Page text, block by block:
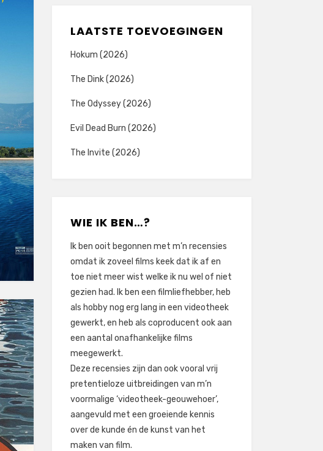
LAATSTE TOEVOEGINGEN
Hokum (2026)
The Dink (2026)
The Odyssey (2026)
Evil Dead Burn (2026)
The Invite (2026)
WIE IK BEN…?
Ik ben ooit begonnen met m’n recensies
omdat ik zoveel films keek dat ik af en
toe niet meer wist welke ik nu wel of niet
gezien had. Ik ben een filmliefhebber, heb
als hobby nog erg lang in een videotheek
gewerkt, en heb als coproducent ook aan
een aantal onafhankelijke films
meegewerkt.
Deze recensies zijn dan ook vooral vrij
pretentieloze uitbreidingen van m’n
voormalige ‘videotheek-geouwehoer’,
aangevuld met een groeiende kennis
over de kunde én de kunst van het
maken van film.